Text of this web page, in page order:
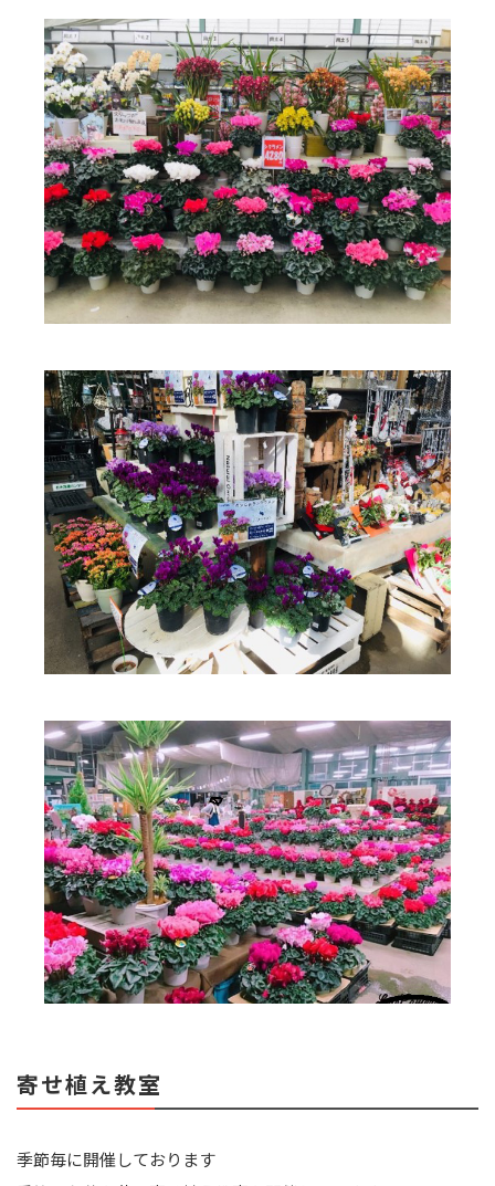
寄せ植え教室
季節毎に開催しております